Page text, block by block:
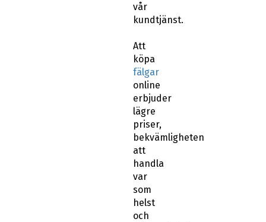
vår
kundtjänst.
Att
köpa
fälgar
online
erbjuder
lägre
priser,
bekvämligheten
att
handla
var
som
helst
och